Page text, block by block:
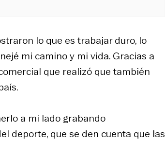
lo que es trabajar duro, lo
mi camino y mi vida. Gracias a
que realizó que también
a mi lado grabando
deporte, que se den cuenta que las